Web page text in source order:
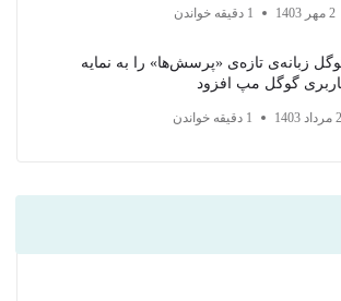
2 مهر 1403 1 دقیقه خواندن
زبانه‌ی تازه‌ی «پرسش‌ها» را به نمایه
گوگل مپ افزود
1 دقیقه خواندن